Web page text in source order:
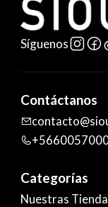
Síguenos
Contáctanos
Categorías
Nuestras